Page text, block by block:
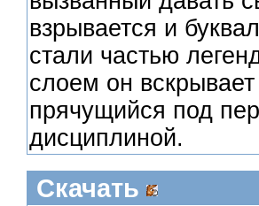
взрывается и
стали частью
слоем он
прячущийся под
дисциплиной.
Скачать